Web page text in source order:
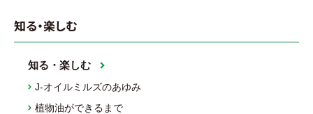
知る・楽しむ
知る・楽しむ
J-オイルミルズのあゆみ
植物油ができるまで